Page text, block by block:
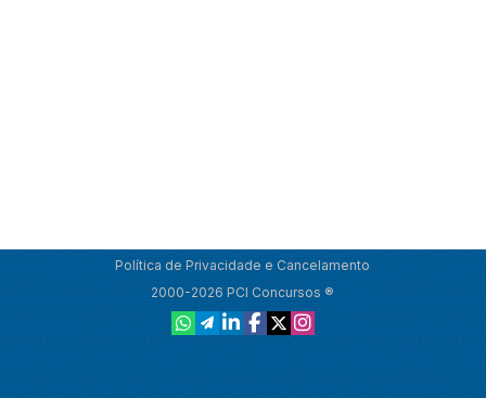
Política de Privacidade e Cancelamento
2000-2026 PCI Concursos ®